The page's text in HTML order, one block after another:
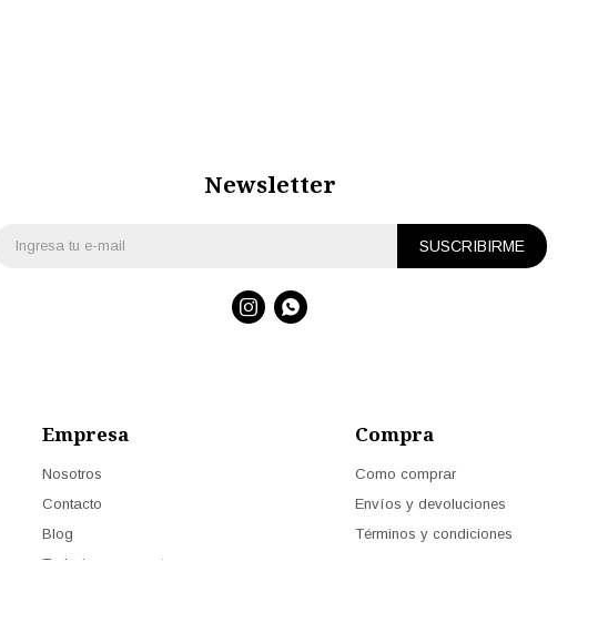
Empresa
Nosotros
Contacto
Blog
Trabaja con nosotros
Compra
Como comprar
Envíos y devoluciones
Términos y condiciones
Newsletter
SUSCRIBIRME
 